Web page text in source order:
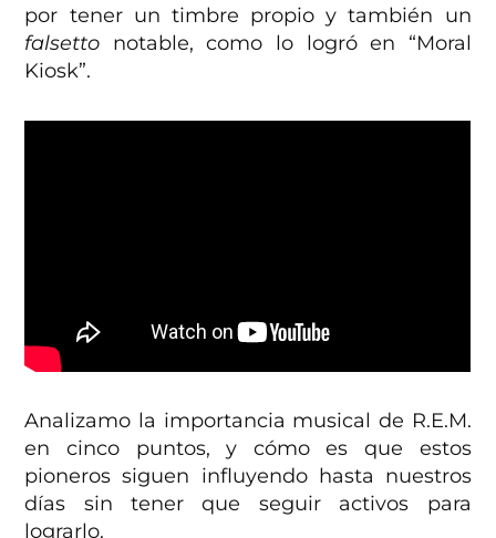
por tener un timbre propio y también un
falsetto notable, como lo logró en “Moral
Kiosk”.
Analizamo la importancia musical de R.E.M.
en cinco puntos, y cómo es que estos
pioneros siguen influyendo hasta nuestros
días sin tener que seguir activos para
lograrlo.